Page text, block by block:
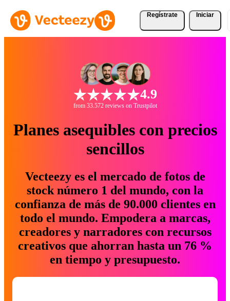
Regístrate Iniciar
4.9
from 33.572 reviews on Trustpilot
Planes asequibles con precios
sencillos
Vecteezy es el mercado de fotos de
stock número 1 del mundo, con la
confianza de más de 90.000 clientes en
todo el mundo. Empodera a marcas,
creadores y narradores con recursos
creativos que ahorran hasta un 76 %
en tiempo y presupuesto.